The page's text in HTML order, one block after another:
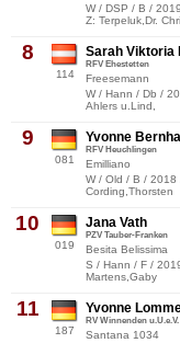
W / DSP / B /
Z: Terpeluk,Dr.
8
114
Sarah Viktoria
RFV Ehestetten
Freesemann
W / Hann / Db /
Ahlers u.Lind,
9
081
Yvonne
RFV Heuchlingen
Emilliano
W / Old / B / 2018
Cording,Thorsten
10
019
Jana Vath
PZV Tauber-Franken
Besita Belissima
S / Hann / F /
Martens,Gaby
11
187
Yvonne
RV Winnenden u.U.e.V.
Santana 1034